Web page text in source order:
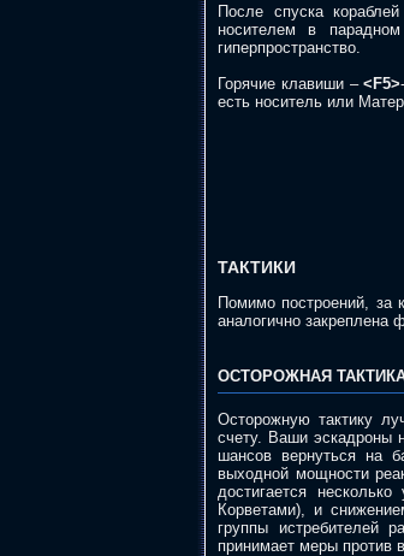
После спуска
носителем в
гиперпространство.
Горячие клавиши –<F5>
есть носитель или
ТАКТИКИ
Помимо построений, за
аналогично закреплена
ОСТОРОЖНАЯ ТАКТИКА
Осторожную тактику
счету. Ваши эскадроны
шансов вернуться на
выходной мощности
достигается
Корветами), и
группы истребителей
принимает меры против